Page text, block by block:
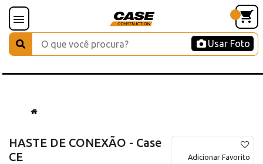
Usar Foto
HASTE DE CONEXÃO - Case
CE
Adicionar Favorito